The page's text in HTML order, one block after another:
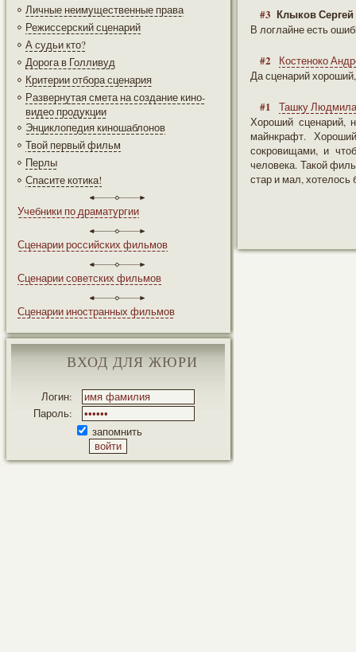
Личные неимущественные права
Режиссерский сценарий
А судьи кто?
Дорога в Голливуд
Критерии отбора сценария
Развернутая смета на создание кино-
видео продукции
Энциклопедия киношаблонов
Твой первый фильм
Перлы
Спасите котика!
Учебники по драматургии
Сценарии российских фильмов
Сценарии советских фильмов
Сценарии иностранных фильмов
ВХОД ДЛЯ ЖЮРИ
Логин:
Пароль:
запомнить
#3 Клыков Сергей
В логлайне есть
#2
Костеноко
Да сценарий
#1
Ташку Людмила
Хороший сценарий,
майнкрафт.
сокровищами, и
человека. Такой
стар и мал, хотелось